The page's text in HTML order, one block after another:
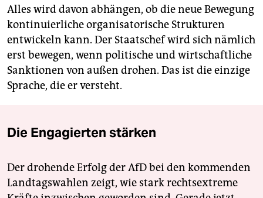
Alles wird davon abhängen, ob die neue Bewegung
kontinuierliche organisatorische Strukturen
entwickeln kann. Der Staatschef wird sich nämlich
erst bewegen, wenn politische und wirtschaftliche
Sanktionen von außen drohen. Das ist die einzige
Sprache, die er versteht.
Die Engagierten stärken
Der drohende Erfolg der AfD bei den kommenden
Landtagswahlen zeigt, wie stark rechtsextreme